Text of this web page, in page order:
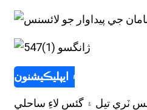
استعمال ۽ ايپليڪيشنون
ٽري تيل ۽ گئس لاءِ ساحلي